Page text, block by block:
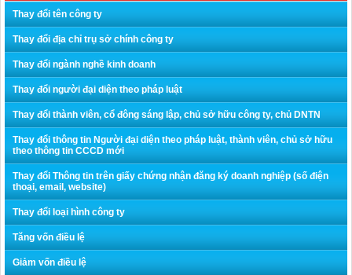
Thay đổi tên công ty
Thay đổi địa chỉ trụ sở chính công ty
Thay đổi ngành nghề kinh doanh
Thay đổi người đại diện theo pháp luật
Thay đổi thành viên, cổ đông sáng lập, chủ sở hữu công ty, chủ DNTN
Thay đổi thông tin Người đại diện theo pháp luật, thành viên, chủ sở hữu
theo thông tin CCCD mới
Thay đổi Thông tin trên giấy chứng nhận đăng ký doanh nghiệp (số điện
thoại, email, website)
Thay đổi loại hình công ty
Tăng vốn điều lệ
Giảm vốn điều lệ